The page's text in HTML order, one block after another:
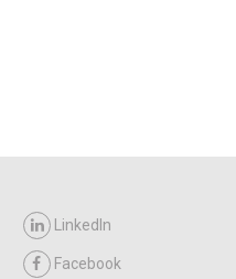
LinkedIn
Facebook